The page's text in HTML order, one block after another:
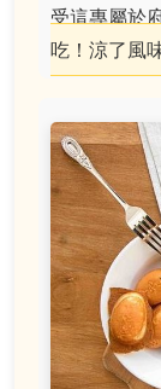
受這專屬於
吃！涼了風